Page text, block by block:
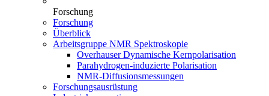
Forschung
Forschung
Überblick
Arbeitsgruppe NMR Spektroskopie
Overhauser Dynamische Kernpolarisation
Parahydrogen-induzierte Polarisation
NMR-Diffusionsmessungen
Forschungsausrüstung